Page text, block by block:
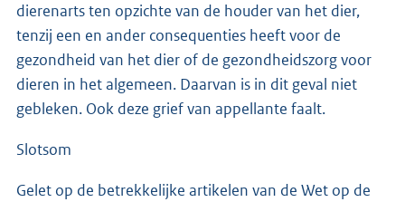
dierenarts ten opzichte van de houder van het dier,
tenzij een en ander consequenties heeft voor de
gezondheid van het dier of de gezondheidszorg voor
dieren in het algemeen. Daarvan is in dit geval niet
gebleken. Ook deze grief van appellante faalt.
Slotsom
Gelet op de betrekkelijke artikelen van de Wet op de